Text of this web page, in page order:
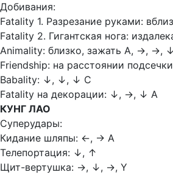
Добивания:
Fatality 1. Разрезание руками:
Fatality 2. Гигантская нога:
Animality: близко, зажать А, →, →,
Friendship: на расстоянии
Babality: ↓, ↓, ↓ С
Fatality на декорации: ↓, →, ↓ А
КУНГ ЛАО
Суперудары:
Кидание шляпы: ←, → А
Телепортация: ↓, ↑
Щит-вертушка: →, ↓, →, Y